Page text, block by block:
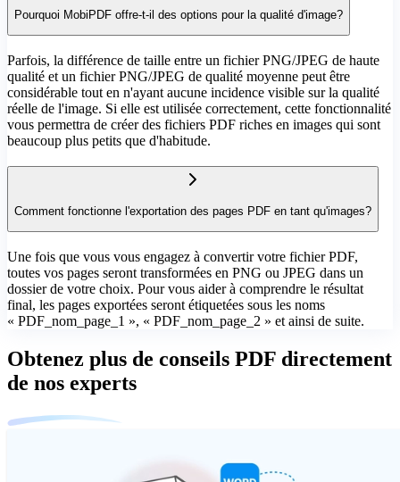
Pourquoi MobiPDF offre-t-il des options pour la qualité d'image?
Parfois, la différence de taille entre un fichier PNG/JPEG de haute
qualité et un fichier PNG/JPEG de qualité moyenne peut être
considérable tout en n'ayant aucune incidence visible sur la qualité
réelle de l'image. Si elle est utilisée correctement, cette fonctionnalité
vous permettra de créer des fichiers PDF riches en images qui sont
beaucoup plus petits que d'habitude.
Comment fonctionne l'exportation des pages PDF en tant qu'images?
Une fois que vous vous engagez à convertir votre fichier PDF,
toutes vos pages seront transformées en PNG ou JPEG dans un
dossier de votre choix. Pour vous aider à comprendre le résultat
final, les pages exportées seront étiquetées sous les noms
« PDF_nom_page_1 », « PDF_nom_page_2 » et ainsi de suite.
Obtenez plus de conseils PDF directement
de nos experts